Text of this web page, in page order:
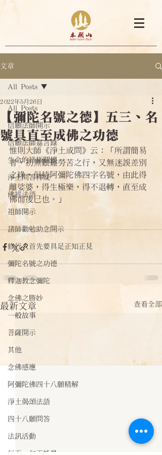
文章
All Posts
信願法師開示
信願法師嘉言錄
生命的終極關懷
淨土問答釋疑
佛經法語
祖師開示
諸師勸勉助念開示
修行人首先要具足正知正見
彌陀名號之功德
釋迦教念彌陀
念佛之勝妙
一般故事
菩薩開示
其他
念佛感應
阿彌陀佛四十八願精解
淨土偈頌法語
四十八願問答
法訊活動
每天一句正能量
All Posts
【彌陀名號之德】五三、名
號具直至成佛之功德
2022年5月26日
惟則大師《淨土或問》云：「所謂簡易
者，初無艱難勞苦之行，又無迷誤差別
之緣，但持阿彌陀佛四字名號，由此得
離娑婆，得生極樂，得不退轉，直至成
佛而後已也。」
最新文章 查看全部